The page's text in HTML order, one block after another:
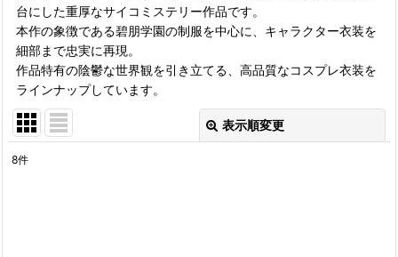
台にした重厚なサイコミステリー作品です。
本作の象徴である碧朋学園の制服を中心に、キャラクター衣装を
細部まで忠実に再現。
作品特有の陰鬱な世界観を引き立てる、高品質なコスプレ衣装を
ラインナップしています。
表示順変更
8件